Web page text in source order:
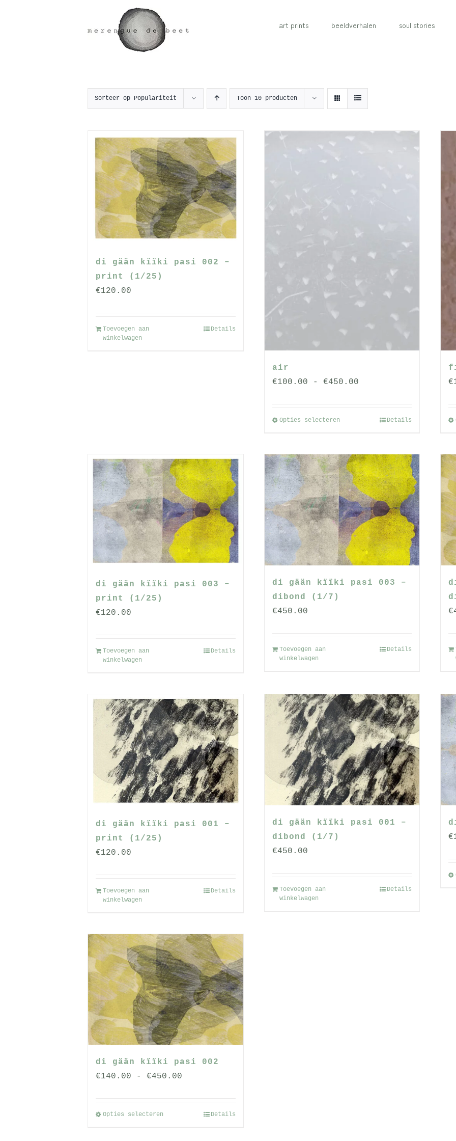
art prints beeldverhalen soul stories
Sorteer op Populariteit Toon 10 producten
di gään kïïki pasi 002 –
print (1/25)
€120.00
Toevoegen aan
winkelwagen
Details
air
€100.00 - €450.00Prijsklasse:
€450.00
Opties selecterenDit
meerdere
variaties.
Deze
optie
kan
gekozen
worden
op
de
Details
€
di gään kïïki pasi 003 –
print (1/25)
€120.00
Toevoegen aan
winkelwagen
Details
di gään kïïki pasi 003 –
dibond (1/7)
€450.00
Toevoegen aan
winkelwagen
Details
€
di gään kïïki pasi 001 –
print (1/25)
€120.00
Toevoegen aan
winkelwagen
Details
di gään kïïki pasi 001 –
dibond (1/7)
€450.00
Toevoegen aan
winkelwagen
Details
€
di gään kïïki pasi 002
€140.00 - €450.00
€450.00
Opties selecteren Details